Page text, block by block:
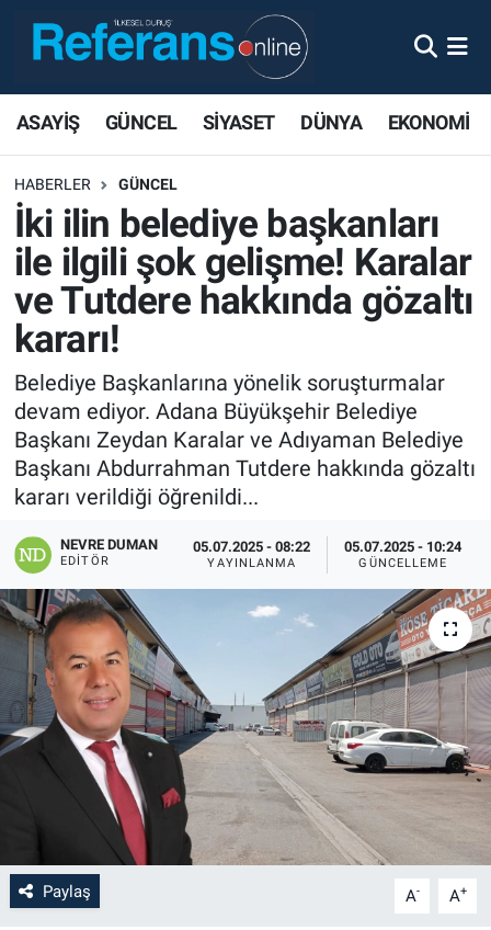
ASAYİŞ GÜNCEL SİYASET DÜNYA EKONOMİ
HABERLER GÜNCEL
İki ilin belediye başkanları
ile ilgili şok gelişme! Karalar
ve Tutdere hakkında gözaltı
kararı!
Belediye Başkanlarına yönelik soruşturmalar
devam ediyor. Adana Büyükşehir Belediye
Başkanı Zeydan Karalar ve Adıyaman Belediye
Başkanı Abdurrahman Tutdere hakkında gözaltı
kararı verildiği öğrenildi...
NEVRE DUMAN
EDITÖR
05.07.2025 - 08:22
YAYINLANMA
05.07.2025 - 10:24
GÜNCELLEME
Paylaş A- A+